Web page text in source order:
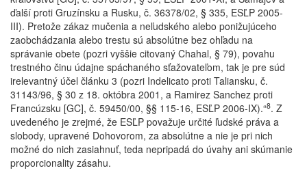
ďalší proti Gruzínsku a Rusku, č. 36378/02, § 335, ESĽP 2005-
III). Pretože zákaz mučenia a neľudského alebo ponižujúceho
zaobchádzania alebo trestu sú absolútne bez ohľadu na
správanie obete (pozri vyššie citovaný Chahal, § 79), povahu
trestného činu údajne spáchaného sťažovateľom, tak je pre súd
irelevantný účel článku 3 (pozri Indelicato proti Taliansku, č.
31143/96, § 30 z 18. októbra 2001, a Ramirez Sanchez proti
Francúzsku [GC], č. 59450/00, §§ 115-16, ESĽP 2006-IX).“8. Z
uvedeného je zrejmé, že ESĽP považuje určité ľudské práva a
slobody, upravené Dohovorom, za absolútne a nie je pri nich
možné do nich zasiahnuť, teda nepripadá do úvahy ani skúmanie
proporcionality zásahu.